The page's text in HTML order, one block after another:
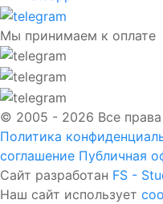
Мы принимаем к оплате
© 2005 - 2026 Все
Политика
соглашение Публичная
Сайт разработан FS -
Наш сайт использует